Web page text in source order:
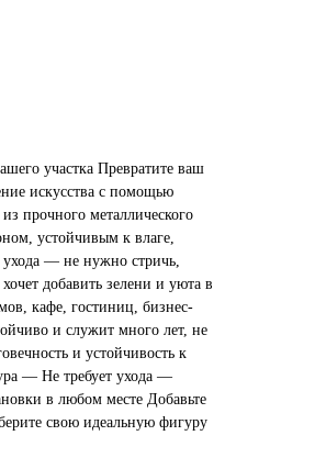
участка Превратите ваш
искусства с помощью
прочного металлического
устойчивым к влаге,
ухода — не нужно стричь,
добавить зелени и уюта в
кафе, гостиниц, бизнес-
и служит много лет, не
и устойчивость к
— Не требует ухода —
в любом месте Добавьте
свою идеальную фигуру